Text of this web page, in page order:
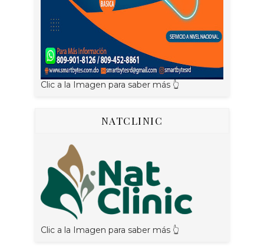
Clic a la Imagen para saber más 👆
NATCLINIC
Clic a la Imagen para saber más 👆